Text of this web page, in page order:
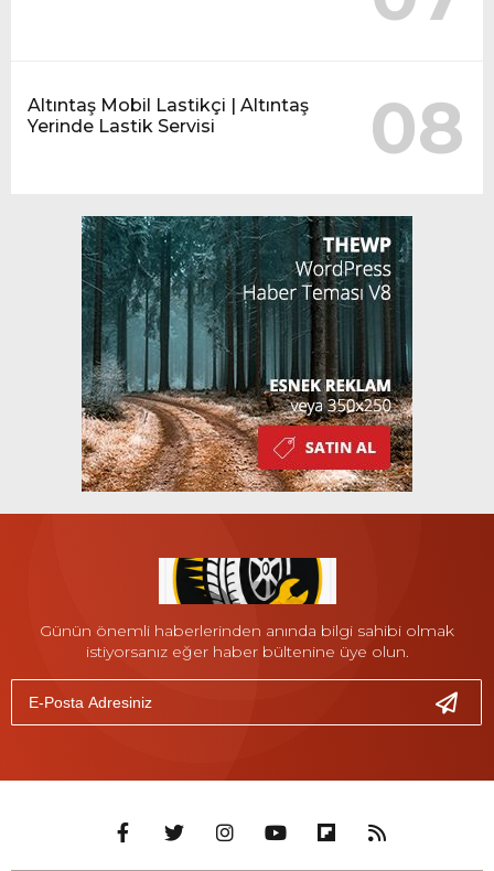
Altıntaş Mobil Lastikçi | Altıntaş
Yerinde Lastik Servisi
08
Günün önemli haberlerinden anında bilgi sahibi olmak
istiyorsanız eğer haber bültenine üye olun.